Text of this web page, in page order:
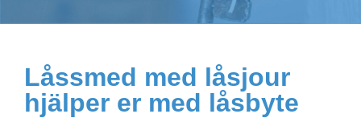
Låssmed med låsjour
hjälper er med låsbyte